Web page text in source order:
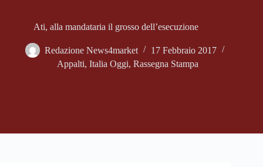
Ati, alla mandataria il grosso dell’esecuzione
Redazione News4market
17 Febbraio 2017
Appalti, Italia Oggi, Rassegna Stampa